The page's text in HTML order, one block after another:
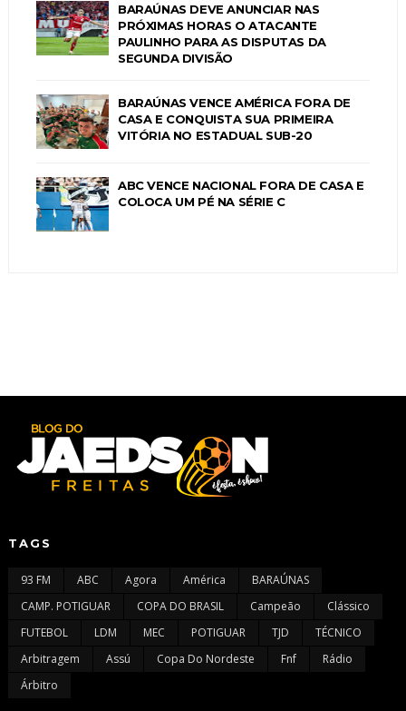
BARAÚNAS DEVE ANUNCIAR NAS
PRÓXIMAS HORAS O ATACANTE
PAULINHO PARA AS DISPUTAS DA
SEGUNDA DIVISÃO
BARAÚNAS VENCE AMÉRICA FORA DE
CASA E CONQUISTA SUA PRIMEIRA
VITÓRIA NO ESTADUAL SUB-20
ABC VENCE NACIONAL FORA DE CASA E
COLOCA UM PÉ NA SÉRIE C
TAGS
93 FM ABC Agora América
BARAÚNAS
CAMP. POTIGUAR
COPA DO BRASIL Campeão
Clássico
FUTEBOL
LDM MEC POTIGUAR TJD
TÉCNICO
Arbitragem
Assú Copa Do Nordeste Fnf
Rádio
Árbitro